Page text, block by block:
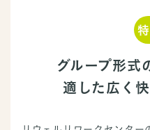
グループ形式
適した広く